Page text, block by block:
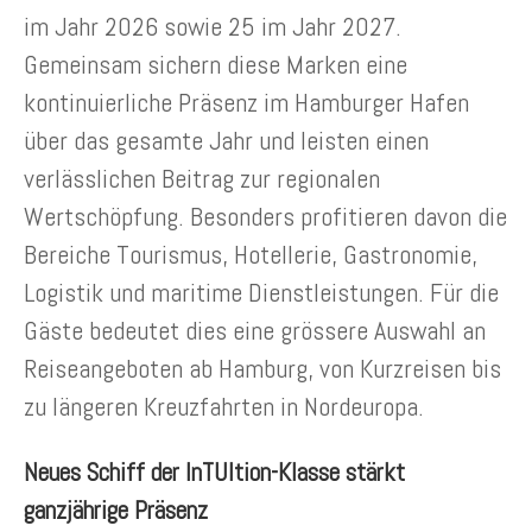
im Jahr 2026 sowie 25 im Jahr 2027.
Gemeinsam sichern diese Marken eine
kontinuierliche Präsenz im Hamburger Hafen
über das gesamte Jahr und leisten einen
verlässlichen Beitrag zur regionalen
Wertschöpfung. Besonders profitieren davon die
Bereiche Tourismus, Hotellerie, Gastronomie,
Logistik und maritime Dienstleistungen. Für die
Gäste bedeutet dies eine grössere Auswahl an
Reiseangeboten ab Hamburg, von Kurzreisen bis
zu längeren Kreuzfahrten in Nordeuropa.
Neues Schiff der InTUItion-Klasse stärkt
ganzjährige Präsenz